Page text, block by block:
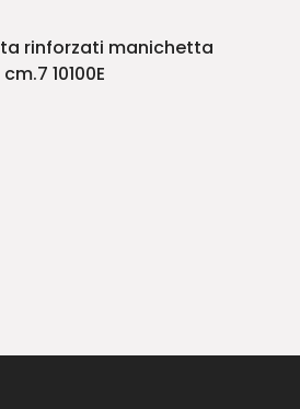
rinforzati manichetta
cm.7 10100E